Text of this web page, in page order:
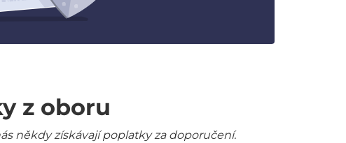
z oboru
někdy získávají poplatky za doporučení.